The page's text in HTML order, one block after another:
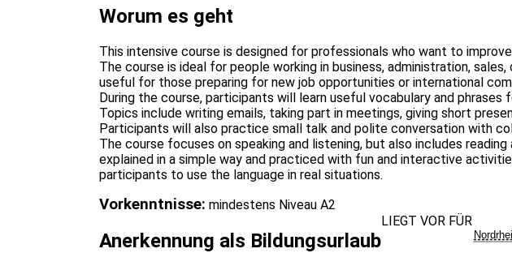
Worum es geht
This intensive course is designed for professionals who want to
The course is ideal for people working in business, administration,
useful for those preparing for new job opportunities or international
During the course, participants will learn useful vocabulary and phrases
Topics include writing emails, taking part in meetings, giving short
Participants will also practice small talk and polite conversation with
The course focuses on speaking and listening, but also includes reading
explained in a simple way and practiced with fun and interactive
participants to use the language in real situations.
Vorkenntnisse: mindestens Niveau A2
Anerkennung als Bildungsurlaub
LIEGT VOR FÜR